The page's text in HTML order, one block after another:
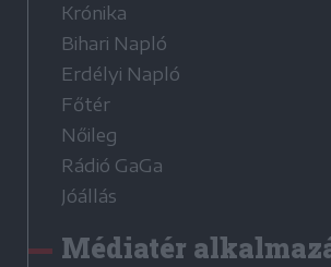
Krónika
Bihari Napló
Erdélyi Napló
Főtér
Nőileg
Rádió GaGa
Jóállás
Médiatér